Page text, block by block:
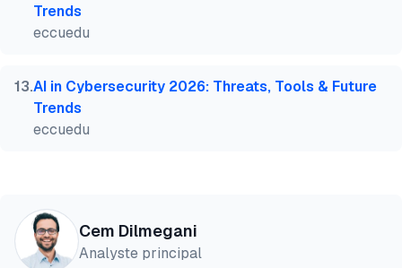
Trends
eccuedu
13.AI in Cybersecurity 2026: Threats, Tools & Future
Trends
eccuedu
Cem Dilmegani
Analyste principal